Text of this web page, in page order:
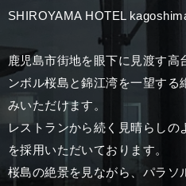
SHIROYAMA HOTEL
鹿児島市街地を眼下に見渡す高
ンボル桜島と錦江湾を一望する
みいただけます。
レストランから続く見晴らしの
を採用いただいております。
桜島の絶景を見ながら、パラソ